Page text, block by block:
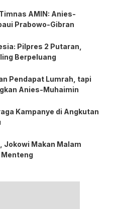
AMIN: Anies-
Prabowo-Gibran
Pilpres 2 Putaran,
Berpeluang
Pendapat Lumrah, tapi
Anies-Muhaimin
Kampanye di Angkutan
Jokowi Makan Malam